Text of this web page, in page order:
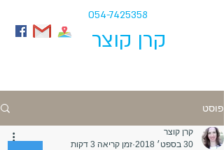
054-7425358
קרן קוצר
פוסט
קרן קוצר
30 בספט׳ 2018
זמן קריאה 3 דקות